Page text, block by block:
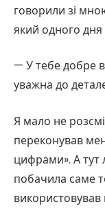
говорили зі
який одного дня
— У тебе добре
уважна до
Я мало не
переконував
цифрами». А тут
побачила саме